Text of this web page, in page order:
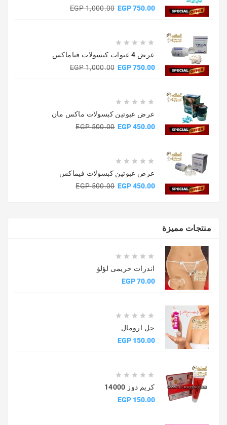
750.00 EGP
1,000.00 EGP





عرض 4 عبوات كبسولات فياماكس
750.00 EGP
1,000.00 EGP





عرض عبوتين كبسولات ماكس مان
450.00 EGP
500.00 EGP





عرض عبوتين كبسولات فيماكس
450.00 EGP
500.00 EGP
منتجات مميزة





اندرات حريمى لؤلؤ
70.00 EGP





جل ارومال
150.00 EGP





كريم دوز 14000
150.00 EGP